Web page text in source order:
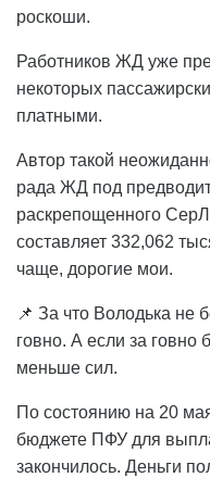
роскоши.
Работников ЖД уже
некоторых
платными.
Автор такой
рада ЖД под
раскрепощенного
составляет 332,062
чаще, дорогие мои.
📌 За что Володька не
говно. А если за говно
меньше сил.
По состоянию на 20
бюджете ПФУ для
закончилось. Деньги